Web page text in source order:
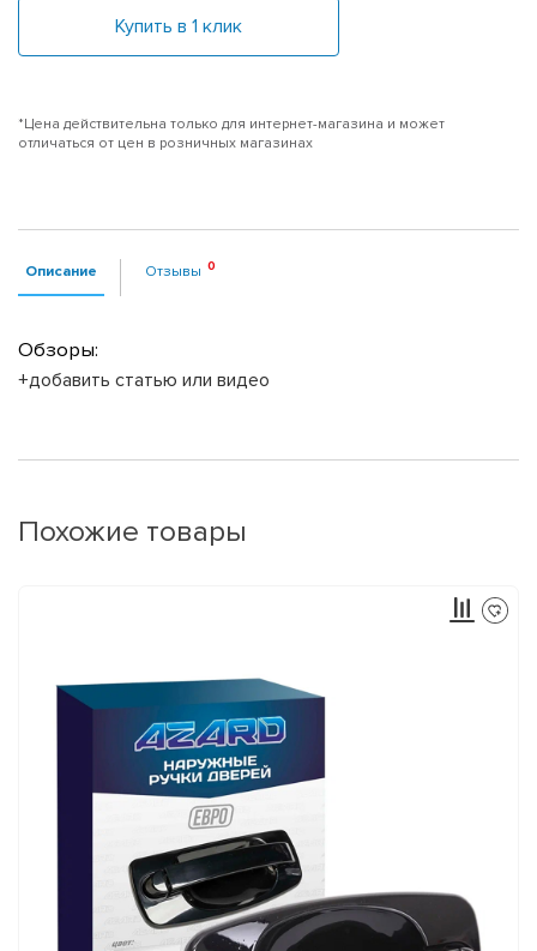
Купить в 1 клик
*Цена действительна только для интернет-магазина и может
отличаться от цен в розничных магазинах
Описание Отзывы
Обзоры:
+добавить статью или видео
Похожие товары